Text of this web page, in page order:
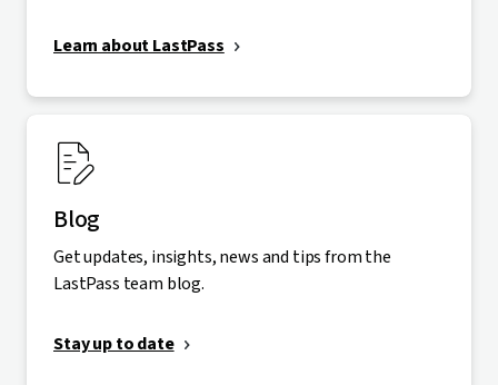
Learn about LastPass
Blog
Get updates, insights, news and tips from the
LastPass team blog.
Stay up to date